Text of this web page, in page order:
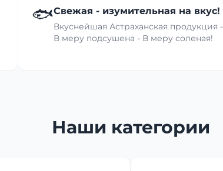
🐟Свежая - изумительная на вкус!
Вкуснейшая Астраханская продукция -
В меру подсушена - В меру соленая!
Наши категории